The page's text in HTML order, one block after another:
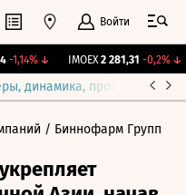
Войти
-1,14%↓ IMOEX 2 281,31 -0,2%↓
динамика, прогнозы
/ Биннофарм Групп